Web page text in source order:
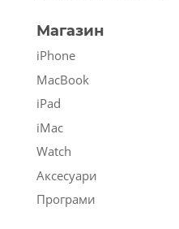
Магазин
iPhone
MacBook
iPad
iMac
Watch
Аксесуари
Програми